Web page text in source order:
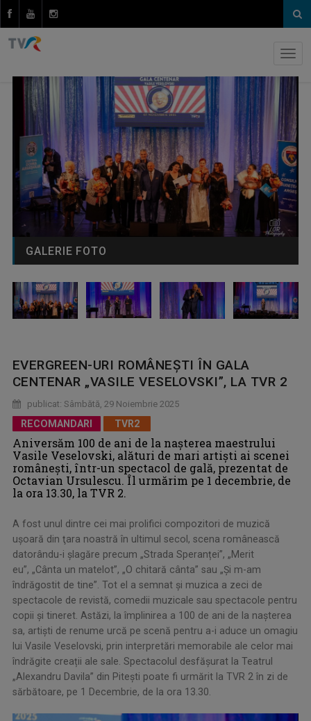
GALERIE FOTO
EVERGREEN-URI ROMÂNEŞTI ÎN GALA
CENTENAR „VASILE VESELOVSKI”, LA TVR 2
publicat: Sâmbătă, 29 Noiembrie 2025
RECOMANDARI TVR2
Aniversăm 100 de ani de la nașterea maestrului
Vasile Veselovski, alături de mari artişti ai scenei
româneşti, într-un spectacol de gală, prezentat de
Octavian Ursulescu. Îl urmărim pe 1 decembrie, de
la ora 13.30, la TVR 2.
A fost unul dintre cei mai prolifici compozitori de muzică
uşoară din ţara noastră în ultimul secol, scena românească
datorându-i şlagăre precum „Strada Speranței”, „Merit
eu”, „Cânta un matelot”, „O chitară cânta” sau „Și m-am
îndrăgostit de tine”. Tot el a semnat şi muzica a zeci de
spectacole de revistă, comedii muzicale sau spectacole pentru
copii şi tineret. Astăzi, la împlinirea a 100 de ani de la nașterea
sa, artiști de renume urcă pe scenă pentru a-i aduce un omagiu
lui Vasile Veselovski, prin interpretări memorabile ale celor mai
îndrăgite creații ale sale. Spectacolul desfăşurat la Teatrul
„Alexandru Davila” din Pitești poate fi urmărit la TVR 2 în zi de
sărbătoare, pe 1 Decembrie, de la ora 13.30.